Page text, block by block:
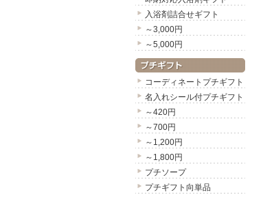
入浴剤詰合せギフト
～3,000円
～5,000円
コーディネートプチギフト
名入れシール付プチギフト
～420円
～700円
～1,200円
～1,800円
プチソープ
プチギフト向単品